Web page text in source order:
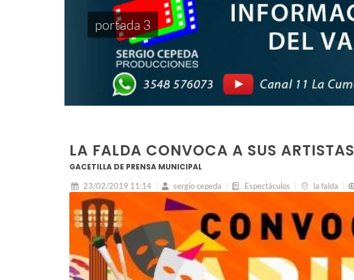
portada 3
LA FALDA CONVOCA A SUS ARTISTAS
GACETILLA DE PRENSA MUNICIPAL
23/02/2019 11:14 sergio cepeda Espectáculos la falda